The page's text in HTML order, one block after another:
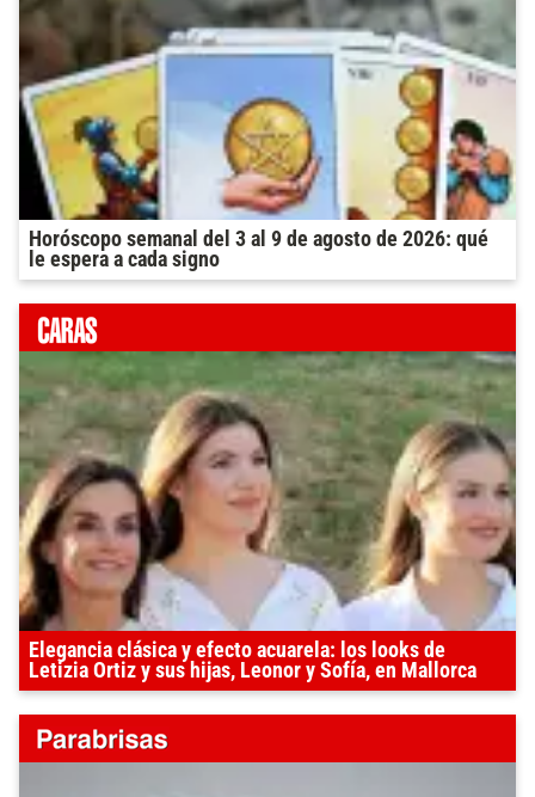
Horóscopo semanal del 3 al 9 de agosto de 2026: qué
le espera a cada signo
Elegancia clásica y efecto acuarela: los looks de
Letizia Ortiz y sus hijas, Leonor y Sofía, en Mallorca